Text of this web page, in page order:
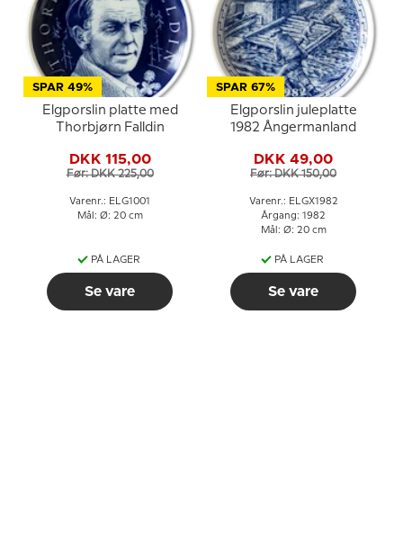
SPAR 49%
Elgporslin platte med
Thorbjørn Falldin
DKK 115,00
Før: DKK 225,00
Varenr.: ELG1001
Mål: Ø: 20 cm
PÅ LAGER
Se vare
SPAR 67%
Elgporslin juleplatte
1982 Ångermanland
DKK 49,00
Før: DKK 150,00
Varenr.: ELGX1982
Årgang: 1982
Mål: Ø: 20 cm
PÅ LAGER
Se vare